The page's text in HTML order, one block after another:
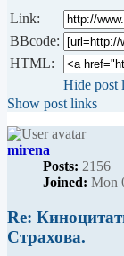
Link:
BBcode:
HTML:
Hide post
Show post links
mirena
Posts: 2156
Joined: Mon
Re:
Страхова.